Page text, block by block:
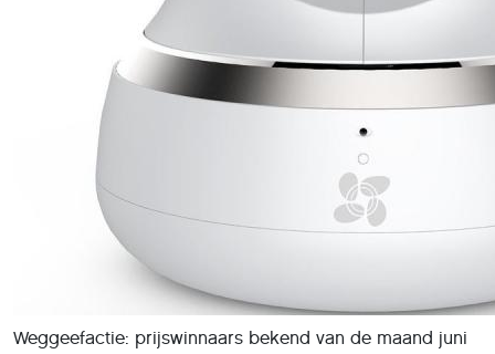
Weggeefactie: prijswinnaars bekend van de maand juni